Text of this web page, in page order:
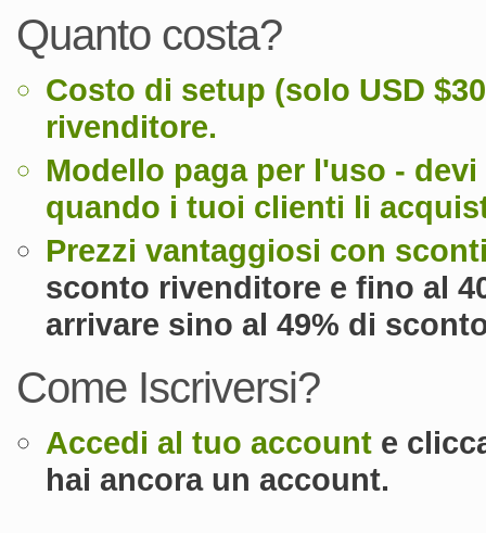
Quanto costa?
Costo di setup (solo USD
rivenditore.
Modello paga per l'uso -
quando i tuoi clienti li
Prezzi vantaggiosi con
sconto rivenditore e fino al
arrivare sino al 49% di
Come Iscriversi?
Accedi al tuo account e
hai ancora un account.